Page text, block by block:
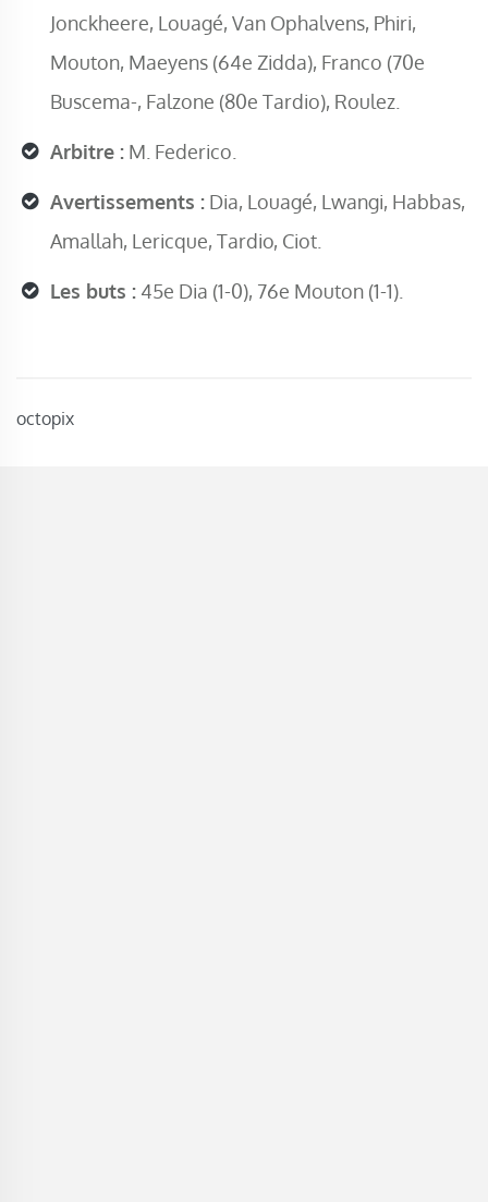
octopix
Jonckheere, Louagé, Van Ophalvens, Phiri,
Mouton, Maeyens (64e Zidda), Franco (70e
Buscema-, Falzone (80e Tardio), Roulez.
Arbitre : M. Federico.
Avertissements : Dia, Louagé, Lwangi, Habbas,
Amallah, Lericque, Tardio, Ciot.
Les buts : 45e Dia (1-0), 76e Mouton (1-1).